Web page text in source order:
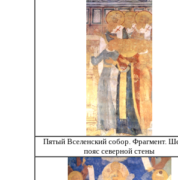
Пятый Вселенский собор. Фрагмент.
пояс северной стены